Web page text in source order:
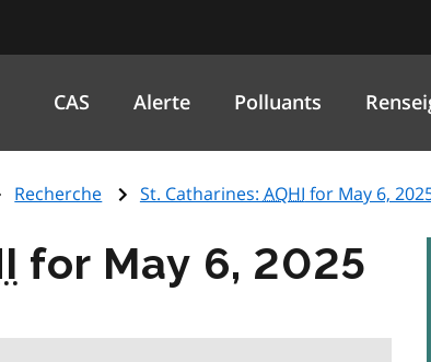
CAS Alerte Polluants
Recherche St. Catharines: AQHI for May 6,
for May 6, 2025